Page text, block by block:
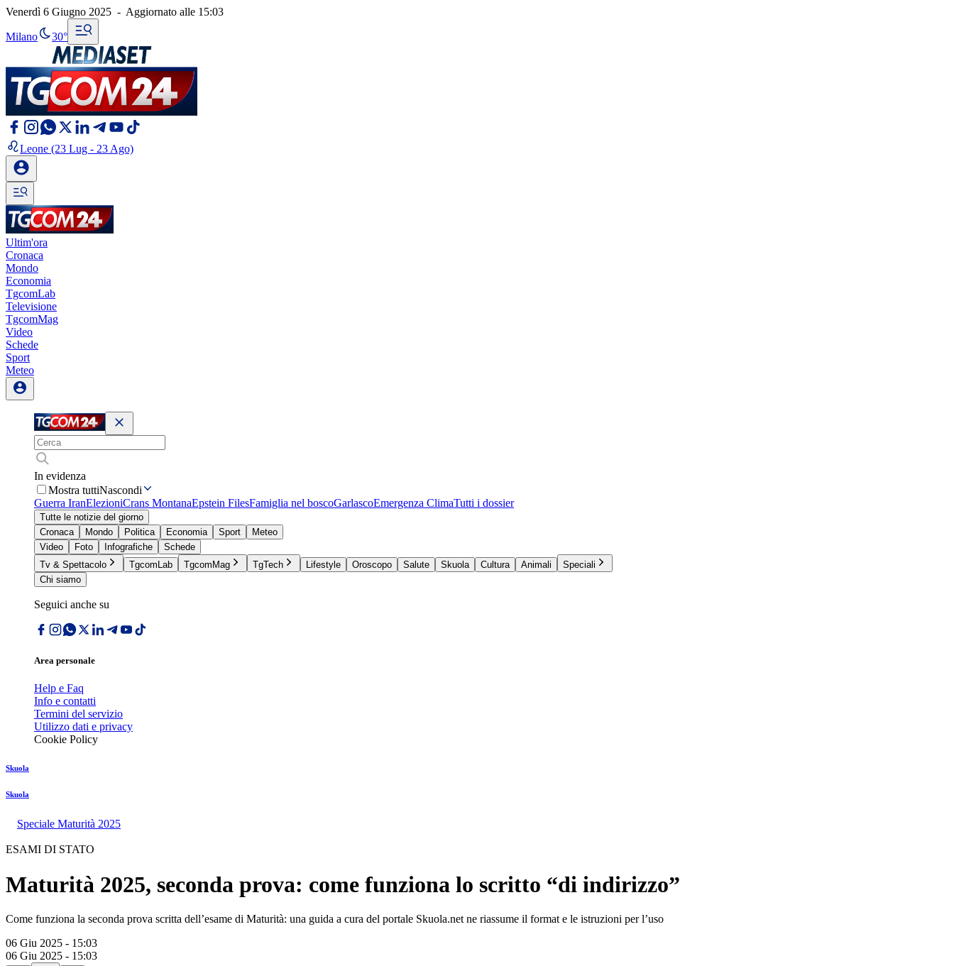
Venerdì 6 Giugno 2025 - Aggiornato alle 15:03
Milano 30°
Leone (23 Lug - 23 Ago)
Ultim'ora
Cronaca
Mondo
Economia
TgcomLab
Televisione
TgcomMag
Video
Schede
Sport
Meteo
In evidenza
Mostra tuttiNascondi
Guerra IranElezioniCrans MontanaEpstein FilesFamiglia nel boscoGarlascoEmergenza ClimaTutti i dossier
Tutte le notizie del giorno
Cronaca
Mondo Politica Economia Sport
Meteo
Video
Foto Infografiche
Schede
Tv & Spettacolo
TgcomLab TgcomMag TgTech Lifestyle Oroscopo Salute Skuola Cultura Animali
Speciali
Chi siamo
Seguici anche su
Area personale
Help e Faq
Info e contatti
Termini del servizio
Utilizzo dati e privacy
Cookie Policy
Skuola
Skuola
Speciale Maturità 2025
ESAMI DI STATO
Maturità 2025, seconda prova: come funziona lo scritto “di indirizzo”
Come funziona la seconda prova scritta dell’esame di Maturità: una guida a cura del portale Skuola.net ne riassume il format e le istruzioni per l’uso
06 Giu 2025 - 15:03
06 Giu 2025 - 15:03